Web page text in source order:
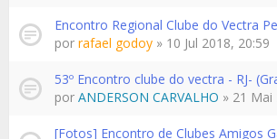
Encontro Regional Clube do Vectra
por rafael godoy » 10 Jul 2018, 20:59
53º Encontro clube do vectra - RJ-
por ANDERSON CARVALHO » 21 Mai
[Fotos] Encontro de Clubes Amigos